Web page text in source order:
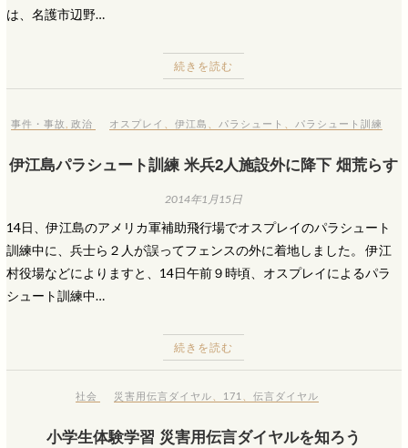
は、名護市辺野…
続きを読む
事件・事故 ,政治 オスプレイ 、伊江島 パラシュート パラシュート訓練
伊江島パラシュート訓練 米兵2人施設外に降下 畑荒らす
2014年1月15日
14日、伊江島のアメリカ軍補助飛行場でオスプレイのパラシュート
訓練中に、兵士ら２人が誤ってフェンスの外に着地しました。 伊江
村役場などによりますと、14日午前９時頃、オスプレイによるパラ
シュート訓練中…
続きを読む
社会 災害用伝言ダイヤル 171 伝言ダイヤル
小学生体験学習 災害用伝言ダイヤルを知ろう